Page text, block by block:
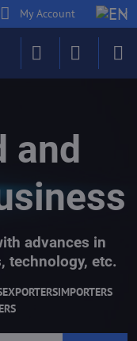
My Account
and
advances in
technology, etc.
EXPORTERSIMPORTERS